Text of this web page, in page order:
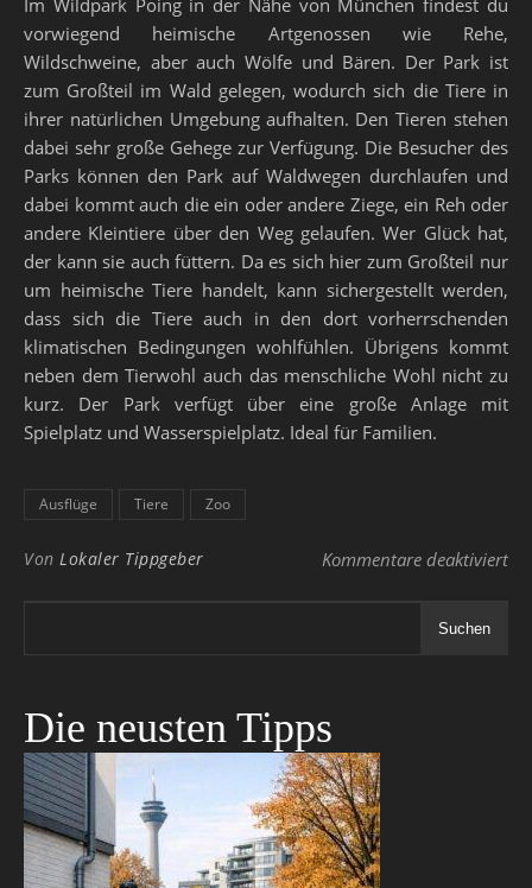
vorwiegend heimische Artgenossen wie Rehe,
Wildschweine, aber auch Wölfe und Bären. Der Park ist
zum Großteil im Wald gelegen, wodurch sich die Tiere in
ihrer natürlichen Umgebung aufhalten. Den Tieren stehen
dabei sehr große Gehege zur Verfügung. Die Besucher des
Parks können den Park auf Waldwegen durchlaufen und
dabei kommt auch die ein oder andere Ziege, ein Reh oder
andere Kleintiere über den Weg gelaufen. Wer Glück hat,
der kann sie auch füttern. Da es sich hier zum Großteil nur
um heimische Tiere handelt, kann sichergestellt werden,
dass sich die Tiere auch in den dort vorherrschenden
klimatischen Bedingungen wohlfühlen. Übrigens kommt
neben dem Tierwohl auch das menschliche Wohl nicht zu
kurz. Der Park verfügt über eine große Anlage mit
Spielplatz und Wasserspielplatz. Ideal für Familien.
Ausflüge Tiere Zoo
Von Lokaler Tippgeber Kommentare deaktiviertfür
Suchen
Die neusten Tipps